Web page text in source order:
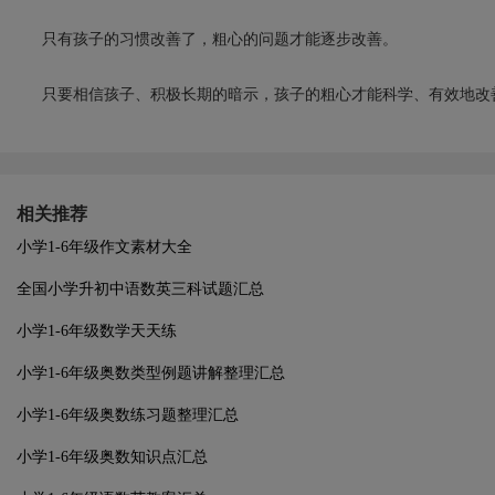
只有孩子的习惯改善了，粗心的问题才能逐步改善。
只要相信孩子、积极长期的暗示，孩子的粗心才能科学、有效地改
相关推荐
小学1-6年级作文素材大全
全国小学升初中语数英三科试题汇总
小学1-6年级数学天天练
小学1-6年级奥数类型例题讲解整理汇总
小学1-6年级奥数练习题整理汇总
小学1-6年级奥数知识点汇总